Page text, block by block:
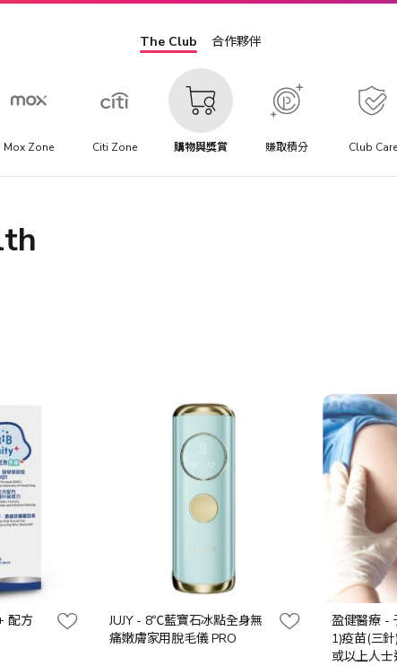
The Club 合作夥伴
Mox Zone Citi Zone 購物與獎賞 賺取積分 Club Care
配方
JUJY - 8℃藍寶石冰點全身無
痛嫩膚家用脫毛儀 PRO
盈健醫療 -
1)疫苗(三
或以上人士